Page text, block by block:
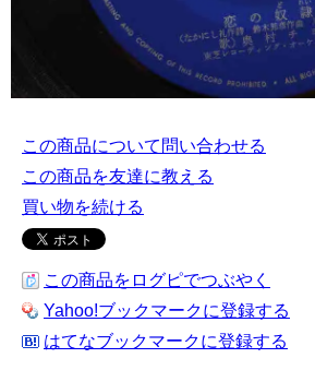
この商品について問い合わせる
この商品を友達に教える
買い物を続ける
この商品をログピでつぶやく
Yahoo!ブックマークに登録する
はてなブックマークに登録する